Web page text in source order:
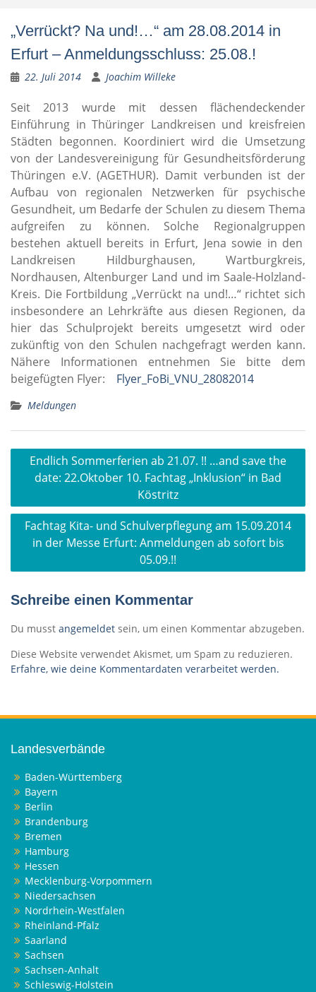
„Verrückt? Na und!…“ am 28.08.2014 in
Erfurt – Anmeldungsschluss: 25.08.!
22. Juli 2014 Joachim Willeke
Seit 2013 wurde mit dessen flächendeckender
Einführung in Thüringer Landkreisen und kreisfreien
Städten begonnen. Koordiniert wird die Umsetzung
von der Landesvereinigung für Gesundheitsförderung
Thüringen e.V. (AGETHUR). Damit verbunden ist der
Aufbau von regionalen Netzwerken für psychische
Gesundheit, um Bedarfe der Schulen zu diesem Thema
aufgreifen zu können. Solche Regionalgruppen
bestehen aktuell bereits in Erfurt, Jena sowie in den
Landkreisen Hildburghausen, Wartburgkreis,
Nordhausen, Altenburger Land und im Saale-Holzland-
Kreis. Die Fortbildung „Verrückt na und!…“ richtet sich
insbesondere an Lehrkräfte aus diesen Regionen, da
hier das Schulprojekt bereits umgesetzt wird oder
zukünftig von den Schulen nachgefragt werden kann.
Nähere Informationen entnehmen Sie bitte dem
beigefügten Flyer: Flyer_FoBi_VNU_28082014
Meldungen
Beitragsnavigation
Endlich Sommerferien ab 21.07. !! …and save the
date: 22.Oktober 10. Fachtag „Inklusion“ in Bad
Köstritz
Fachtag Kita- und Schulverpflegung am 15.09.2014
in der Messe Erfurt: Anmeldungen ab sofort bis
05.09.!!
Schreibe einen Kommentar
Du musst angemeldet sein, um einen Kommentar abzugeben.
Diese Website verwendet Akismet, um Spam zu reduzieren.
Erfahre, wie deine Kommentardaten verarbeitet werden.
Landesverbände
Baden-Württemberg
Bayern
Berlin
Brandenburg
Bremen
Hamburg
Hessen
Mecklenburg-Vorpommern
Niedersachsen
Nordrhein-Westfalen
Rheinland-Pfalz
Saarland
Sachsen
Sachsen-Anhalt
Schleswig-Holstein